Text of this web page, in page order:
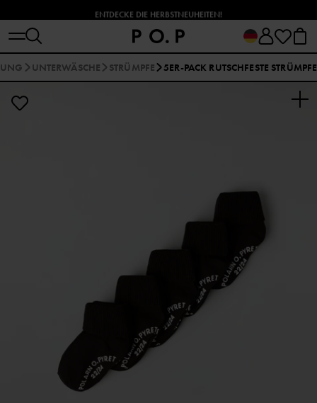
ENTDECKE DIE HERBSTNEUHEITEN!
UNTERWÄSCHE STRÜMPFE 5ER-PACK RUTSCHFESTE STRÜMPFE